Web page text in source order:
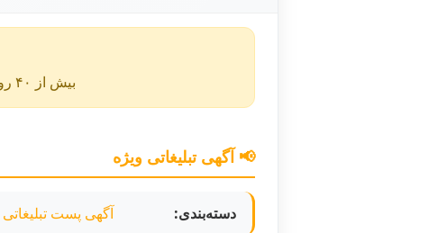
بیش از ۴۰ روز از انتشار این آگهی گذشته و ممکن است اطلاعات آن به‌روز نباشد.
📢 آگهی تبلیغاتی ویژه
دسته‌بندی: آگهی پست تبلیغاتی